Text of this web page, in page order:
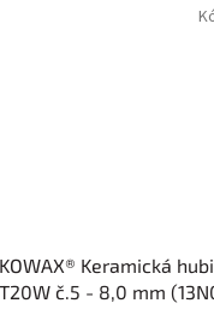
KOWAX® Keramická
T20W č.5 - 8,0 mm